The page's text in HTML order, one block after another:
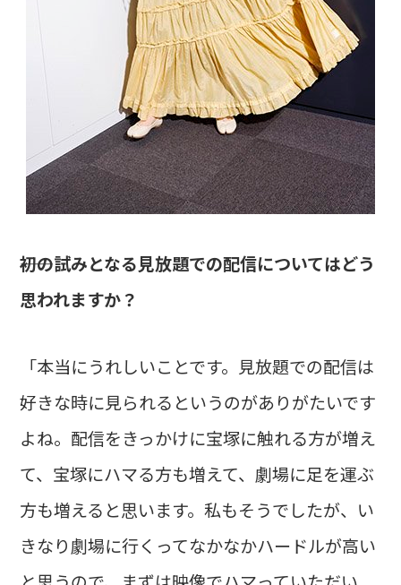
――初の試みとなる見放題での配信についてはどう
思われますか？
「本当にうれしいことです。見放題での配信は
好きな時に見られるというのがありがたいです
よね。配信をきっかけに宝塚に触れる方が増え
て、宝塚にハマる方も増えて、劇場に足を運ぶ
方も増えると思います。私もそうでしたが、い
きなり劇場に行くってなかなかハードルが高い